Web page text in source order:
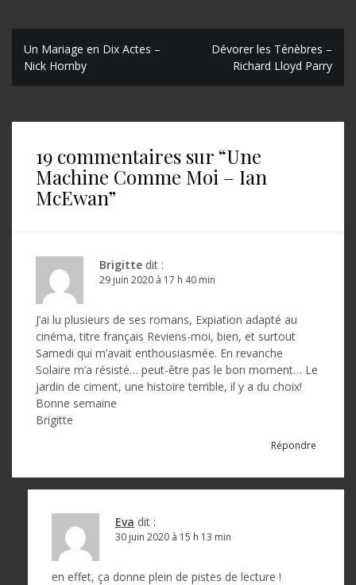
N
a
t
Un Mariage en Dix Actes –
Nick Hornby
Dévorer les Ténèbres –
Richard Lloyd Parry
19 commentaires sur “Une
Machine Comme Moi – Ian
McEwan”
Brigitte dit :
29 juin 2020 à 17 h 40 min
J’ai lu plusieurs de ses romans, Expiation adapté au
cinéma, titre français Reviens-moi, bien, et surtout
Samedi qui m’avait enthousiasmée. En revanche
Solaire m’a résisté… peut-être pas le bon moment… Le
jardin de ciment, une histoire terrible, il y a du choix!
Bonne semaine
Brigitte
Répondre
Eva dit :
30 juin 2020 à 15 h 13 min
en effet, ça donne plein de pistes de lecture !